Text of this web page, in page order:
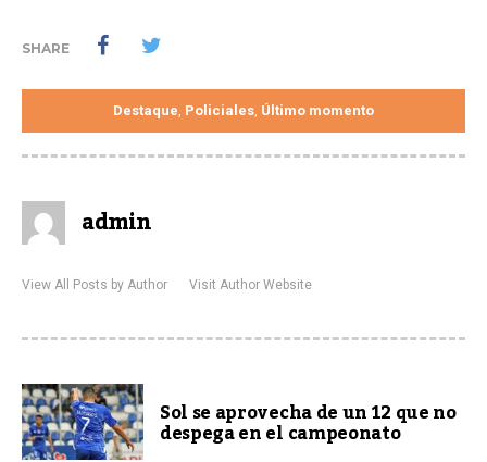
SHARE
Destaque, Policiales, Último momento
admin
View All Posts by Author Visit Author Website
Sol se aprovecha de un 12 que no
despega en el campeonato